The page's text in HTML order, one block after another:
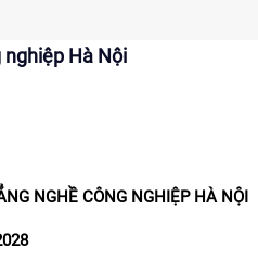
Hà Nội
NGHỀ CÔNG NGHIỆP HÀ NỘI